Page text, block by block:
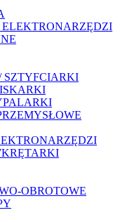
SZTYFCIARKI
OBROTOWE